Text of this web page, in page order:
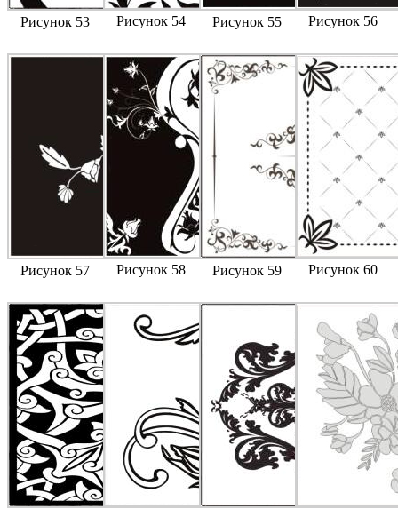
Рисунок 53 Рисунок 54 Рисунок 55 Рисунок 56
Рисунок 57 Рисунок 58 Рисунок 59 Рисунок 60